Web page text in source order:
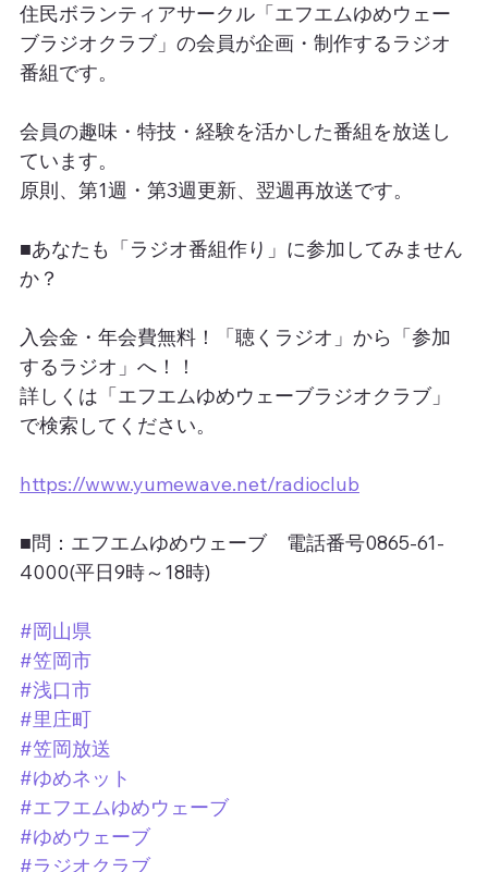
住民ボランティアサークル「エフエムゆめウェー
ブラジオクラブ」の会員が企画・制作するラジオ
番組です。
会員の趣味・特技・経験を活かした番組を放送し
ています。
原則、第1週・第3週更新、翌週再放送です。
■あなたも「ラジオ番組作り」に参加してみません
か？
入会金・年会費無料！「聴くラジオ」から「参加
するラジオ」へ！！
詳しくは「エフエムゆめウェーブラジオクラブ」
で検索してください。
https://www.yumewave.net/radioclub
■問：エフエムゆめウェーブ　電話番号0865-61-
4000(平日9時～18時)
#岡山県
#笠岡市
#浅口市
#里庄町
#笠岡放送
#ゆめネット
#エフエムゆめウェーブ
#ゆめウェーブ
#ラジオクラブ